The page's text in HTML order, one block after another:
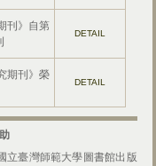
刊》自第
DETAIL
期刊》榮
DETAIL
立臺灣師範大學圖書館出版